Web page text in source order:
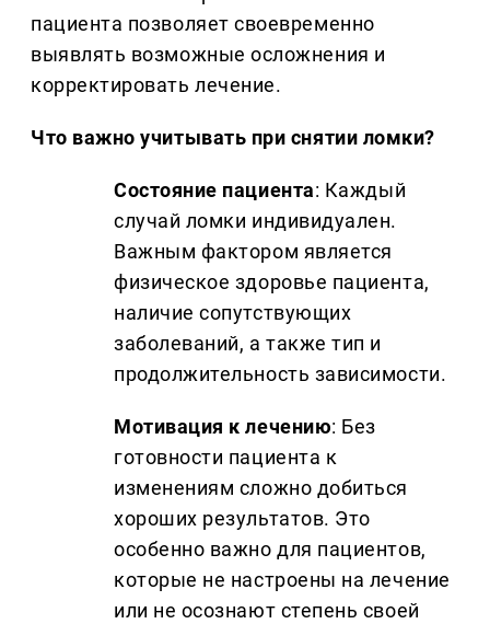
пациента позволяет своевременно
выявлять возможные осложнения и
корректировать лечение.
Что важно учитывать при снятии ломки?
Состояние пациента: Каждый
случай ломки индивидуален.
Важным фактором является
физическое здоровье пациента,
наличие сопутствующих
заболеваний, а также тип и
продолжительность зависимости.
Мотивация к лечению: Без
готовности пациента к
изменениям сложно добиться
хороших результатов. Это
особенно важно для пациентов,
которые не настроены на лечение
или не осознают степень своей